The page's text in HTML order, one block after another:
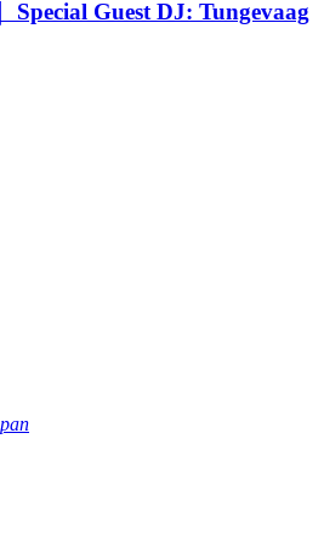
Guest DJ: Tungevaag